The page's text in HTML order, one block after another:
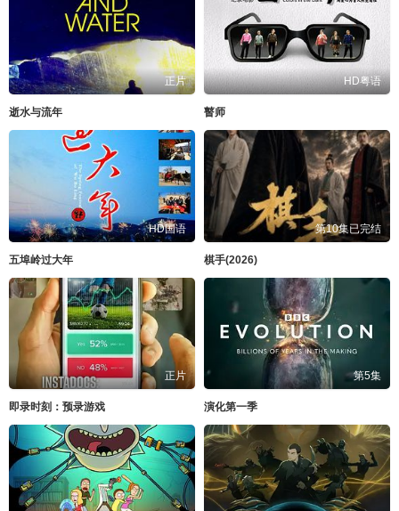
正片
逝水与流年
HD粤语
瞽师
HD国语
五埠岭过大年
第10集已完结
棋手(2026)
正片
即录时刻：预录游戏
第5集
演化第一季